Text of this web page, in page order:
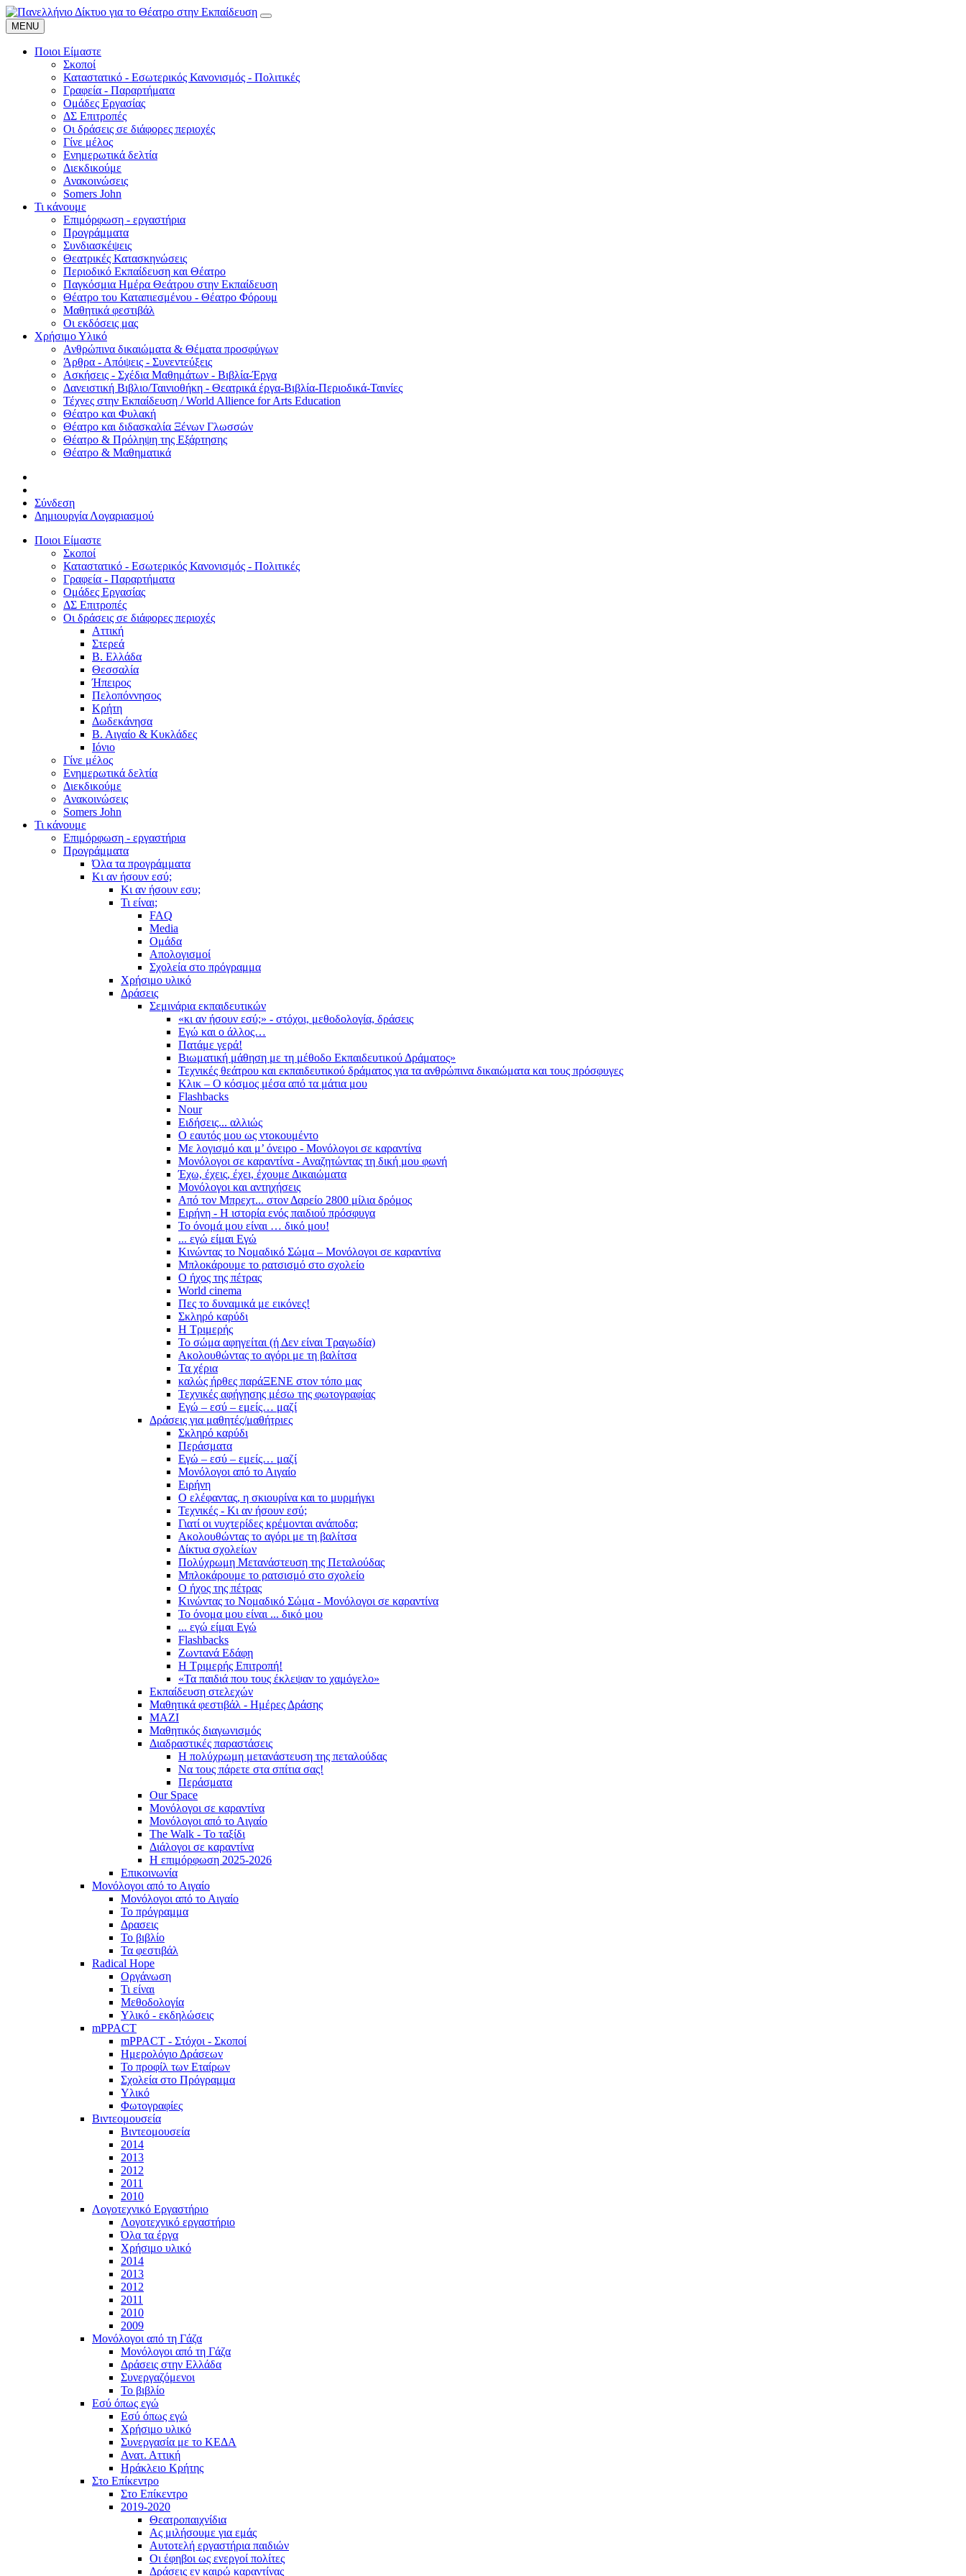
MENU
Ποιοι Είμαστε
Σκοποί
Καταστατικό - Εσωτερικός Κανονισμός - Πολιτικές
Γραφεία - Παραρτήματα
Ομάδες Εργασίας
ΔΣ Επιτροπές
Οι δράσεις σε διάφορες περιοχές
Γίνε μέλος
Ενημερωτικά δελτία
Διεκδικούμε
Ανακοινώσεις
Somers John
Τι κάνουμε
Επιμόρφωση - εργαστήρια
Προγράμματα
Συνδιασκέψεις
Θεατρικές Κατασκηνώσεις
Περιοδικό Εκπαίδευση και Θέατρο
Παγκόσμια Ημέρα Θεάτρου στην Εκπαίδευση
Θέατρο του Καταπιεσμένου - Θέατρο Φόρουμ
Μαθητικά φεστιβάλ
Οι εκδόσεις μας
Χρήσιμο Υλικό
Ανθρώπινα δικαιώματα & Θέματα προσφύγων
Άρθρα - Απόψεις - Συνεντεύξεις
Ασκήσεις - Σχέδια Μαθημάτων - Βιβλία-Έργα
Δανειστική Βιβλιο/Ταινιοθήκη - Θεατρικά έργα-Βιβλία-Περιοδικά-Ταινίες
Τέχνες στην Εκπαίδευση / World Allience for Arts Education
Θέατρο και Φυλακή
Θέατρο και διδασκαλία Ξένων Γλωσσών
Θέατρο & Πρόληψη της Εξάρτησης
Θέατρο & Μαθηματικά
Σύνδεση
Δημιουργία Λογαριασμού
Ποιοι Είμαστε
Σκοποί
Καταστατικό - Εσωτερικός Κανονισμός - Πολιτικές
Γραφεία - Παραρτήματα
Ομάδες Εργασίας
ΔΣ Επιτροπές
Οι δράσεις σε διάφορες περιοχές
Αττική
Στερεά
Β. Ελλάδα
Θεσσαλία
Ήπειρος
Πελοπόννησος
Κρήτη
Δωδεκάνησα
Β. Αιγαίο & Κυκλάδες
Ιόνιο
Γίνε μέλος
Ενημερωτικά δελτία
Διεκδικούμε
Ανακοινώσεις
Somers John
Τι κάνουμε
Επιμόρφωση - εργαστήρια
Προγράμματα
Όλα τα προγράμματα
Κι αν ήσουν εσύ;
Κι αν ήσουν εσυ;
Τι είναι;
FAQ
Media
Ομάδα
Απολογισμοί
Σχολεία στο πρόγραμμα
Χρήσιμο υλικό
Δράσεις
Σεμινάρια εκπαιδευτικών
«κι αν ήσουν εσύ;» - στόχοι, μεθοδολογία, δράσεις
Εγώ και ο άλλος…
Πατάμε γερά!
Βιωματική μάθηση με τη μέθοδο Εκπαιδευτικού Δράματος»
Τεχνικές θεάτρου και εκπαιδευτικού δράματος για τα ανθρώπινα δικαιώματα και τους πρόσφυγες
Κλικ – Ο κόσμος μέσα από τα μάτια μου
Flashbacks
Nour
Ειδήσεις... αλλιώς
Ο εαυτός μου ως ντοκουμέντο
Με λογισμό και μ’ όνειρο - Μονόλογοι σε καραντίνα
Μονόλογοι σε καραντίνα - Αναζητώντας τη δική μου φωνή
Έχω, έχεις, έχει, έχουμε Δικαιώματα
Μονόλογοι και αντηχήσεις
Από τον Μπρεχτ... στον Δαρείο 2800 μίλια δρόμος
Ειρήνη - Η ιστορία ενός παιδιού πρόσφυγα
Το όνομά μου είναι … δικό μου!
... εγώ είμαι Εγώ
Κινώντας το Νομαδικό Σώμα – Μονόλογοι σε καραντίνα
Μπλοκάρουμε το ρατσισμό στο σχολείο
Ο ήχος της πέτρας
World cinema
Πες το δυναμικά με εικόνες!
Σκληρό καρύδι
Η Τριμερής
Το σώμα αφηγείται (ή Δεν είναι Τραγωδία)
Ακολουθώντας το αγόρι με τη βαλίτσα
Τα χέρια
καλώς ήρθες παράΞΕΝΕ στον τόπο μας
Τεχνικές αφήγησης μέσω της φωτογραφίας
Εγώ – εσύ – εμείς… μαζί
Δράσεις για μαθητές/μαθήτριες
Σκληρό καρύδι
Περάσματα
Εγώ – εσύ – εμείς… μαζί
Μονόλογοι από το Αιγαίο
Ειρήνη
Ο ελέφαντας, η σκιουρίνα και το μυρμήγκι
Τεχνικές - Κι αν ήσουν εσύ;
Γιατί οι νυχτερίδες κρέμονται ανάποδα;
Ακολουθώντας το αγόρι με τη βαλίτσα
Δίκτυα σχολείων
Πολύχρωμη Μετανάστευση της Πεταλούδας
Μπλοκάρουμε το ρατσισμό στο σχολείο
Ο ήχος της πέτρας
Κινώντας το Νομαδικό Σώμα - Μονόλογοι σε καραντίνα
Το όνομα μου είναι ... δικό μου
... εγώ είμαι Εγώ
Flashbacks
Ζωντανά Εδάφη
Η Τριμερής Επιτροπή!
«Τα παιδιά που τους έκλεψαν το χαμόγελο»
Εκπαίδευση στελεχών
Μαθητικά φεστιβάλ - Ημέρες Δράσης
ΜΑΖΙ
Μαθητικός διαγωνισμός
Διαδραστικές παραστάσεις
Η πολύχρωμη μετανάστευση της πεταλούδας
Να τους πάρετε στα σπίτια σας!
Περάσματα
Our Space
Μονόλογοι σε καραντίνα
Μονόλογοι από το Αιγαίο
The Walk - Το ταξίδι
Διάλογοι σε καραντίνα
Η επιμόρφωση 2025-2026
Επικοινωνία
Μονόλογοι από το Αιγαίο
Μονόλογοι από το Αιγαίο
Το πρόγραμμα
Δρασεις
Το βιβλίο
Τα φεστιβάλ
Radical Hope
Οργάνωση
Τι είναι
Μεθοδολογία
Υλικό - εκδηλώσεις
mPPACT
mPPACT - Στόχοι - Σκοποί
Ημερολόγιο Δράσεων
Το προφίλ των Εταίρων
Σχολεία στο Πρόγραμμα
Υλικό
Φωτογραφίες
Βιντεομουσεία
Βιντεομουσεία
2014
2013
2012
2011
2010
Λογοτεχνικό Εργαστήριο
Λογοτεχνικό εργαστήριο
Όλα τα έργα
Χρήσιμο υλικό
2014
2013
2012
2011
2010
2009
Μονόλογοι από τη Γάζα
Μονόλογοι από τη Γάζα
Δράσεις στην Ελλάδα
Συνεργαζόμενοι
To βιβλίο
Εσύ όπως εγώ
Εσύ όπως εγώ
Χρήσιμο υλικό
Συνεργασία με το ΚΕΔΑ
Ανατ. Αττική
Ηράκλειο Κρήτης
Στο Επίκεντρο
Στο Επίκεντρο
2019-2020
Θεατροπαιχνίδια
Ας μιλήσουμε για εμάς
Αυτοτελή εργαστήρια παιδιών
Οι έφηβοι ως ενεργοί πολίτες
Δράσεις εν καιρώ καραντίνας